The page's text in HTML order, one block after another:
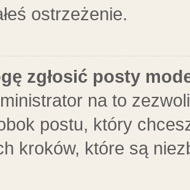
ostrzeżenie.
zgłosić posty
na to
postu, który
kroków, które są